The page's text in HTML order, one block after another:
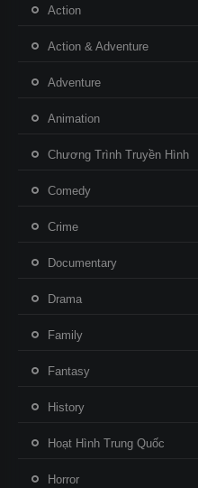
Action
Action & Adventure
Adventure
Animation
Chương Trình Truyền Hình
Comedy
Crime
Documentary
Drama
Family
Fantasy
History
Hoạt Hình Trung Quốc
Horror